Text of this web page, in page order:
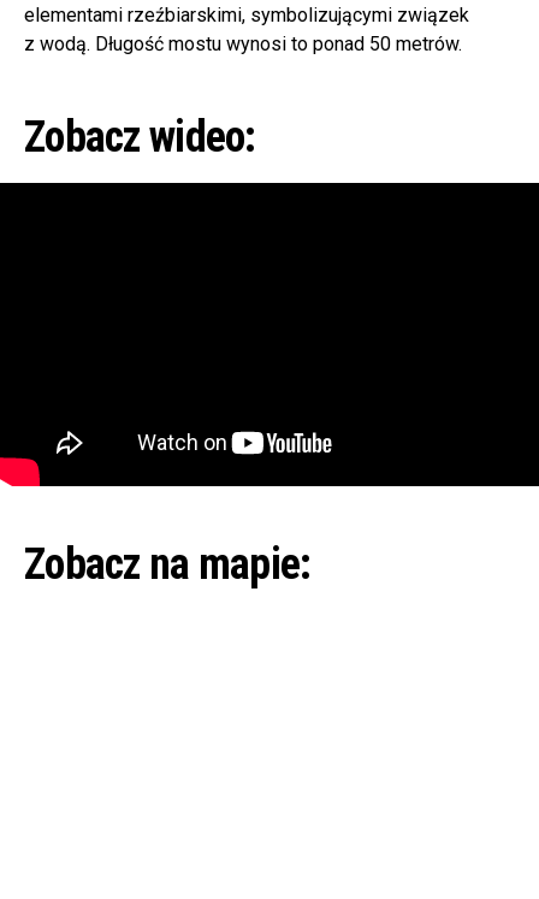
elementami rzeźbiarskimi, symbolizującymi związek
z wodą. Długość mostu wynosi to ponad 50 metrów.
Zobacz wideo:
Zobacz na mapie: